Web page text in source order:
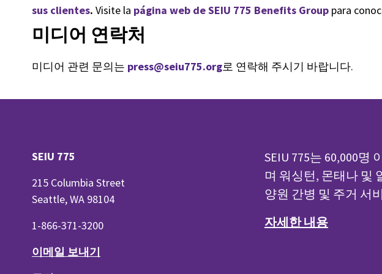
sus clientes. Visite la página web de SEIU 775 Benefits Group para
미디어 연락처
미디어 관련 문의는 press@seiu775.org로 연락해 주시기 바랍니다.
SEIU 775
215 Columbia Street
Seattle, WA 98104
1-866-371-3200
이메일 보내기
SEIU 775는 60,000명
며 워싱턴, 몬태나 및
양원 간병 및 주거 서
자세한 내용